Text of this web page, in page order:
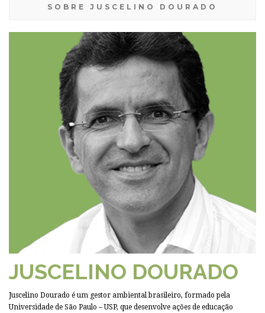
SOBRE JUSCELINO DOURADO
JUSCELINO DOURADO
Juscelino Dourado é um gestor ambiental brasileiro, formado pela
Universidade de São Paulo – USP, que desenvolve ações de educação